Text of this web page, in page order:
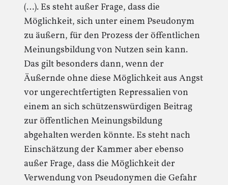
(…). Es steht außer Frage, dass die
Möglichkeit, sich unter einem Pseudonym
zu äußern, für den Prozess der öffentlichen
Meinungsbildung von Nutzen sein kann.
Das gilt besonders dann, wenn der
Äußernde ohne diese Möglichkeit aus Angst
vor ungerechtfertigten Repressalien von
einem an sich schützenswürdigen Beitrag
zur öffentlichen Meinungsbildung
abgehalten werden könnte. Es steht nach
Einschätzung der Kammer aber ebenso
außer Frage, dass die Möglichkeit der
Verwendung von Pseudonymen die Gefahr